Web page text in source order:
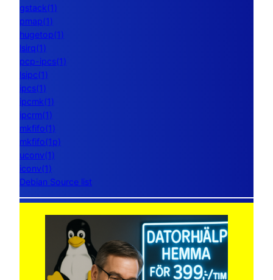
gstack(1)
pmap(1)
hugetop(1)
lsirq(1)
pcp-ipcs(1)
lsipc(1)
ipcs(1)
ipcmk(1)
ipcrm(1)
mkfifo(1)
mkfifo(1p)
uconv(1)
iconv(1)
Debian Source list